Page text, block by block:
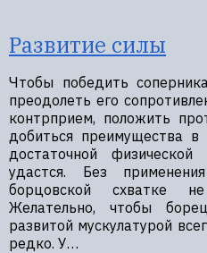
Развитие силы
Чтобы победить
преодолеть его
контрприем, положить
добиться преимущества
достаточной
удастся. Без
борцовской схватке
Желательно, чтобы
развитой мускулатурой
редко. У…